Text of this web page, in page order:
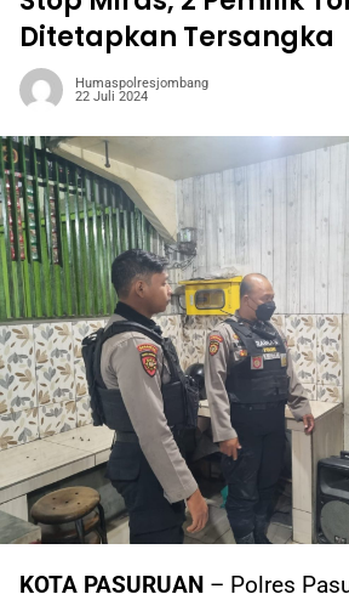
Ditetapkan Tersangka
Humaspolresjombang
22 Juli 2024
KOTA PASURUAN – Polres